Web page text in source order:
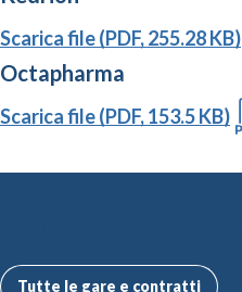
Scarica file (PDF, 255.28 KB)
Octapharma
Scarica file (PDF, 153.5 KB)
Tutte le gare e contratti